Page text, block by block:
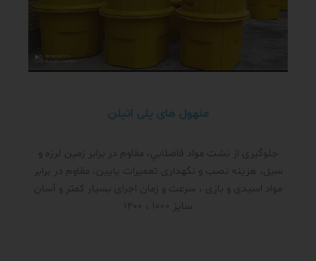
منهول های پلی اتیلن
جلوگیری از نشت مواد فاضلابي، مقاوم در برابر زمین لرزه و
سیل، هزینه نصب و نگهداری تعمیرات پایین، مقاوم در برابر
مواد اسیدی و بازی ، سرعت و زمان اجرای بسیار کمتر و آسان
سایز 1000 ، 1200